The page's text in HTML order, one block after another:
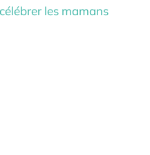
célébrer les mamans